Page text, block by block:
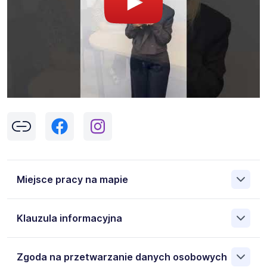
Miejsce pracy na mapie
Pokaż
mapę
Klauzula informacyjna
przez Work&Profit Sp. z o.o., ul. 11 Listopada 60-62, 43-
Zgoda na przetwarzanie danych osobowych